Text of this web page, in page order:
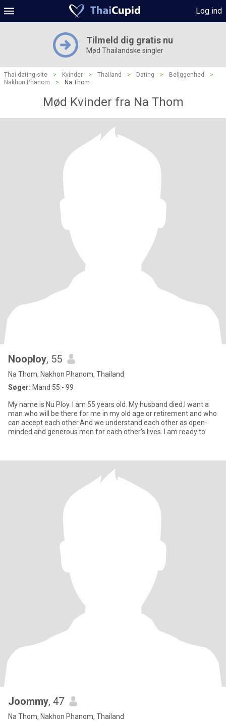
Log ind
Tilmeld dig gratis nu
Mød Thailandske singler
Thai dating-site > Kvinder > Thailand > Dating > Beliggenhed
>
Nakhon Phanom
> Na Thom
Mød Kvinder fra Na Thom
Nooploy, 55
Na Thom, Nakhon Phanom, Thailand
Søger: Mand 55 - 99
My name is Nu Ploy. I am 55 years old. My husband died.I want a
man who will be there for me in my old age or retirement and who
can accept each other.And we understand each other as open-
minded and generous men for each other's lives. I am ready to
Joommy, 47
Na Thom, Nakhon Phanom, Thailand